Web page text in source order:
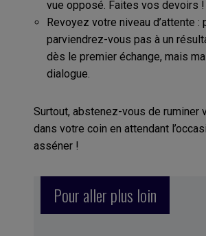
vue opposé. Faites vos devoirs !
Revoyez votre niveau d’attente :
parviendrez-vous pas à un
dès le premier échange, mais
dialogue.
Surtout, abstenez-vous de ruminer
dans votre coin en attendant
asséner !
Pour aller plus loin